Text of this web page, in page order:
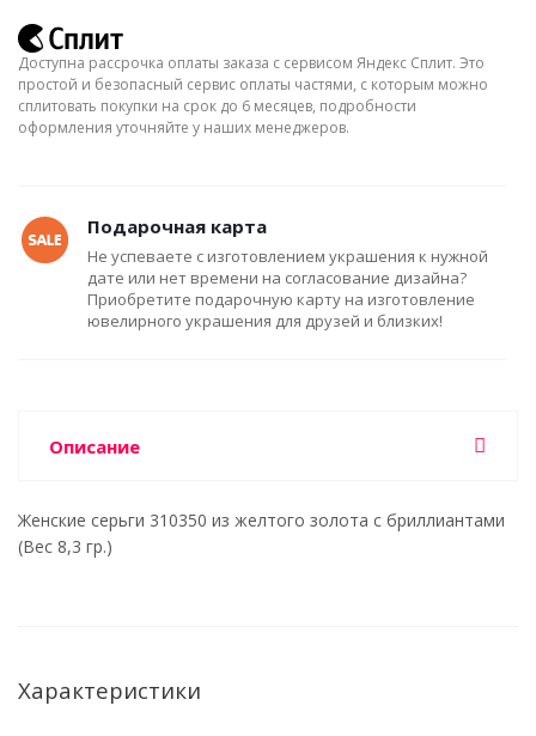
Доступна рассрочка оплаты заказа с сервисом Яндекс Сплит. Это
простой и безопасный сервис оплаты частями, с которым можно
сплитовать покупки на срок до 6 месяцев, подробности
оформления уточняйте у наших менеджеров.
Подарочная карта
Не успеваете с изготовлением украшения к нужной
дате или нет времени на согласование дизайна?
Приобретите подарочную карту на изготовление
ювелирного украшения для друзей и близких!
Описание
Женские серьги 310350 из желтого золота с бриллиантами
(Вес 8,3 гр.)
Характеристики